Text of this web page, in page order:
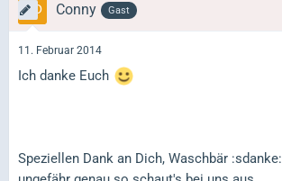
Conny Gast
11. Februar 2014
Ich danke Euch
Speziellen Dank an Dich, Waschbär :sdanke: